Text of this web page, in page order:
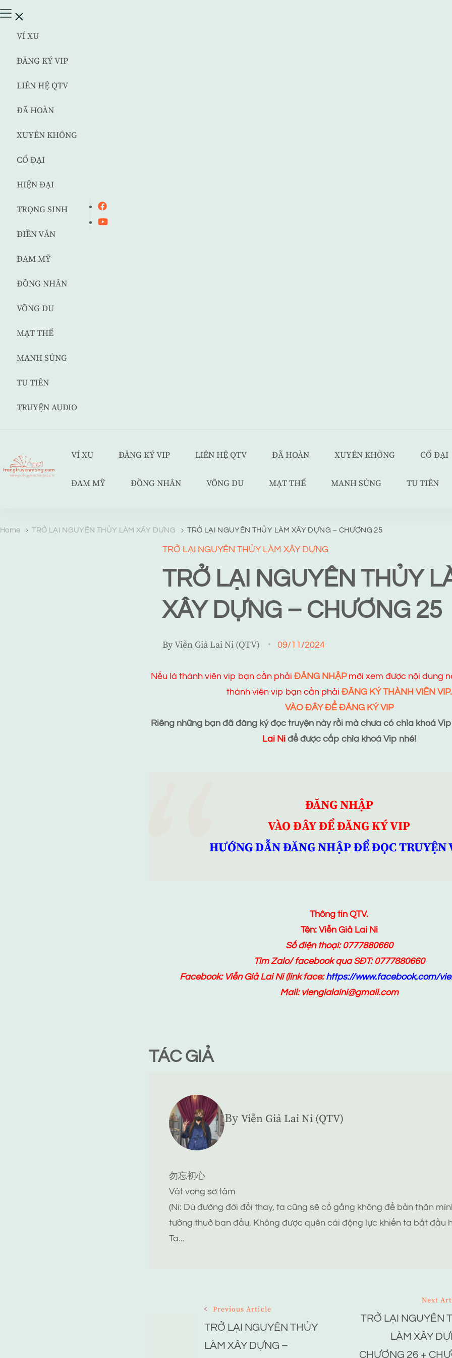
VÍ XU
ĐĂNG KÝ VIP
LIÊN HỆ QTV
ĐÃ HOÀN
XUYÊN KHÔNG
CỔ ĐẠI
HIỆN ĐẠI
TRỌNG SINH
ĐIỀN VĂN
ĐAM MỸ
ĐỒNG NHÂN
VÕNG DU
MẠT THẾ
MANH SỦNG
TU TIÊN
TRUYỆN AUDIO
VÍ XU ĐĂNG KÝ VIP LIÊN HỆ QTV ĐÃ HOÀN XUYÊN KHÔNG CỔ ĐẠI
ĐAM MỸ ĐỒNG NHÂN VÕNG DU MẠT THẾ MANH SỦNG TU TIÊN
Home TRỞ LẠI NGUYÊN THỦY LÀM XÂY DỰNG TRỞ LẠI NGUYÊN THỦY LÀM XÂY DỰNG – CHƯƠNG 25
TRỞ LẠI NGUYÊN THỦY LÀM XÂY DỰNG
TRỞ LẠI NGUYÊN THỦY
XÂY DỰNG – CHƯƠNG 25
ByViễn Giả Lai Ni (QTV) 09/11/2024
Nếu là thành viên vip bạn cần phải ĐĂNG NHẬPmới xem được nội dung
thành viên vip bạn cần phải ĐĂNG KÝ THÀNH VIÊN VIP.
VÀO ĐÂY ĐỂ ĐĂNG KÝ VIP
Riêng những bạn đã đăng ký đọc truyện này rồi mà chưa có chìa khoá
Lai Ni để được cấp chìa khoá Vip nhé!
ĐĂNG NHẬP
VÀO ĐÂY ĐỂ ĐĂNG KÝ VIP
HƯỚNG DẪN ĐĂNG NHẬP ĐỂ ĐỌC TRUYỆN
Thông tin QTV.
Tên: Viễn Giả Lai Ni
Số điện thoại: 0777880660
Tìm Zalo/ facebook qua SĐT: 0777880660
Facebook: Viễn Giả Lai Ni(link face:https://www.facebook.com/
Mail: viengialaini@gmail.com
TÁC GIẢ
By Viễn Giả Lai Ni (QTV)
勿忘初心
Vật vong sơ tâm
(Ni: Dù đường đời đổi thay, ta cũng sẽ cố gắng không để bản thân
tưởng thuở ban đầu. Không được quên cái động lực khiến ta bắt đầu
Ta...
Navigation
Previous Article
TRỞ LẠI NGUYÊN THỦY
LÀM XÂY DỰNG –
Next
TRỞ LẠI NGUYÊN
LÀM XÂY
CHƯƠNG 26 +